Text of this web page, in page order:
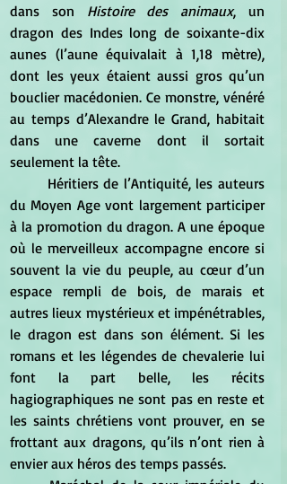
dans son Histoire des animaux, un
dragon des Indes long de soixante-dix
aunes (l’aune équivalait à 1,18 mètre),
dont les yeux étaient aussi gros qu’un
bouclier macédonien. Ce monstre, vénéré
au temps d’Alexandre le Grand, habitait
dans une caverne dont il sortait
seulement la tête.
du Moyen Age vont largement participer
à la promotion du dragon. A une époque
où le merveilleux accompagne encore si
souvent la vie du peuple, au cœur d’un
espace rempli de bois, de marais et
autres lieux mystérieux et impénétrables,
le dragon est dans son élément. Si les
romans et les légendes de chevalerie lui
font la part belle, les récits
hagiographiques ne sont pas en reste et
les saints chrétiens vont prouver, en se
frottant aux dragons, qu’ils n’ont rien à
envier aux héros des temps passés.